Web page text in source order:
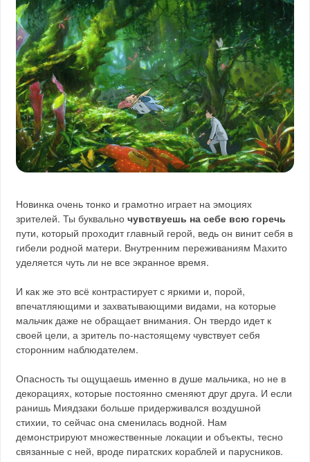
Новинка очень тонко и грамотно играет на эмоциях
зрителей. Ты буквальночувствуешь на себе всю горечь
пути, который проходит главный герой, ведь он винит себя в
гибели родной матери. Внутренним переживаниям Махито
уделяется чуть ли не все экранное время.
И как же это всё контрастирует с яркими и, порой,
впечатляющими и захватывающими видами, на которые
мальчик даже не обращает внимания. Он твердо идет к
своей цели, а зритель по-настоящему чувствует себя
сторонним наблюдателем.
Опасность ты ощущаешь именно в душе мальчика, но не в
декорациях, которые постоянно сменяют друг друга. И если
ранишь Миядзаки больше придерживался воздушной
стихии, то сейчас она сменилась водной. Нам
демонстрируют множественные локации и объекты, тесно
связанные с ней, вроде пиратских кораблей и парусников.